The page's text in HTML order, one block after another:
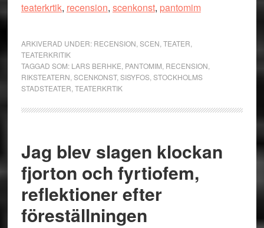
teaterkrtik, recension, scenkonst, pantomim
ARKIVERAD UNDER: RECENSION SCEN TEATER
TEATERKRITIK
TAGGAD SOM: LARS BERHKE PANTOMIM RECENSION
RIKSTEATERN SCENKONST, SISYFOS, STOCKHOLMS
STADSTEATER TEATERKRTIK
Jag blev slagen klockan
fjorton och fyrtiofem,
reflektioner efter
föreställningen